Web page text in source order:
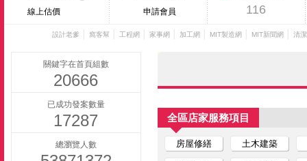
線上估價 申請會員 116
設計老爹 窩客幫 工程網 家事網 加工網 MIT製造網 MIT新聞網 清
關鍵字在首頁組數
20666
已成功發案數量
17287
總瀏覽人數
全區店家服務項目
房屋修繕 土木建築